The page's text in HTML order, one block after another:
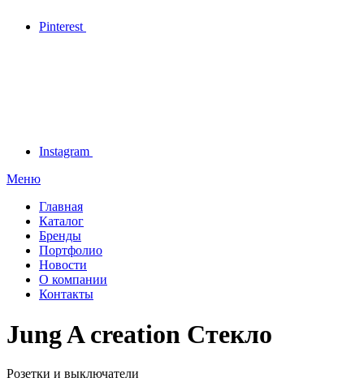
Pinterest
Instagram
Меню
Главная
Каталог
Бренды
Портфолио
Новости
О компании
Контакты
Jung A creation Стекло
Розетки и выключатели